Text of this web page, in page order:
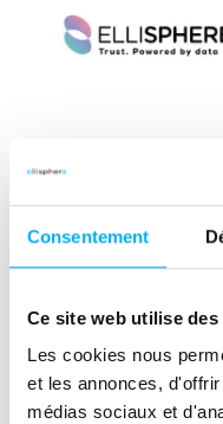
Consentement
Ce site web utilise des
Les cookies nous
et les annonces,
médias sociaux et
(nouvelle(nouvelle